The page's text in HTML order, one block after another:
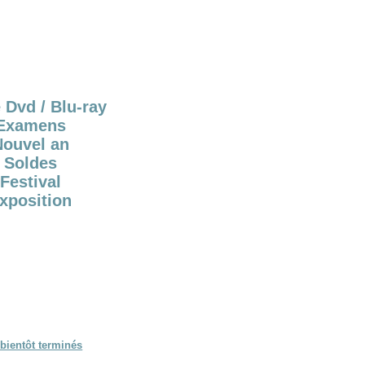
Dvd / Blu-ray
an
Soldes
Festival
terminés